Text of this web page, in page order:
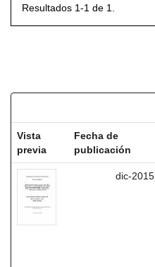
Resultados 1-1 de 1.
Vista
previa
Fecha de
publicación
dic-2015